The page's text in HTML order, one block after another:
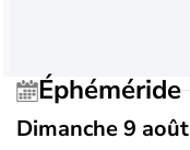
Éphéméride
Dimanche 9 août